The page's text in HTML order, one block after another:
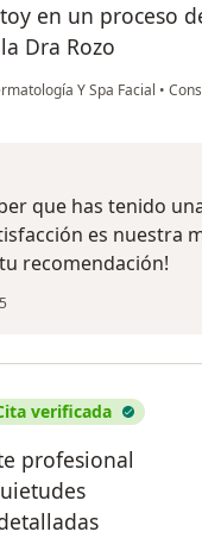
en un proceso
Dra Rozo
Y Spa Facial •
que has tenido
es nuestra
recomendación!
verificada
profesional